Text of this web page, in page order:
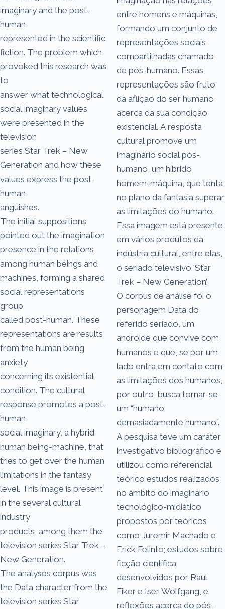
imaginary and the post-
human
represented in the scientific
fiction. The problem which
provoked this research was
to
answer what technological
social imaginary values
were presented in the
television
series Star Trek – New
Generation and how these
values express the post-
human
anguishes.
The initial suppositions
pointed out the imagination
presence in the relations
among human beings and
machines, forming a shared
social representations
group
called post-human. These
representations are results
from the human being
anxiety
concerning its existential
condition. The cultural
response promotes a post-
human
social imaginary, a hybrid
human being-machine, that
tries to get over the human
limitations in the fantasy
level. This image is present
in the several cultural
industry
products, among them the
television series Star Trek –
New Generation.
The analyses corpus was
the Data character from the
television series Star
entre homens e máquinas,
formando um conjunto de
representações sociais
compartilhadas chamado
de pós-humano. Essas
representações são fruto
da aflição do ser humano
acerca da sua condição
existencial. A resposta
cultural promove um
imaginário social pós-
humano, um híbrido
homem-máquina, que tenta
no plano da fantasia superar
as limitações do humano.
Essa imagem está presente
em vários produtos da
indústria cultural, entre elas,
o seriado televisivo ‘Star
Trek – New Generation’.
O corpus de análise foi o
personagem Data do
referido seriado, um
androide que convive com
humanos e que, se por um
lado entra em contato com
as limitações dos humanos,
por outro, busca tornar-se
um “humano
demasiadamente humano”.
A pesquisa teve um caráter
investigativo bibliográfico e
utilizou como referencial
teórico estudos realizados
no âmbito do imaginário
tecnológico-midiático
propostos por teóricos
como Juremir Machado e
Erick Felinto; estudos sobre
ficção científica
desenvolvidos por Raul
Fiker e Iser Wolfgang, e
reflexões acerca do pós-